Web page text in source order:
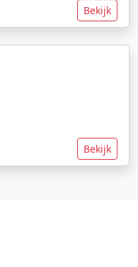
Bekijk
Bekijk